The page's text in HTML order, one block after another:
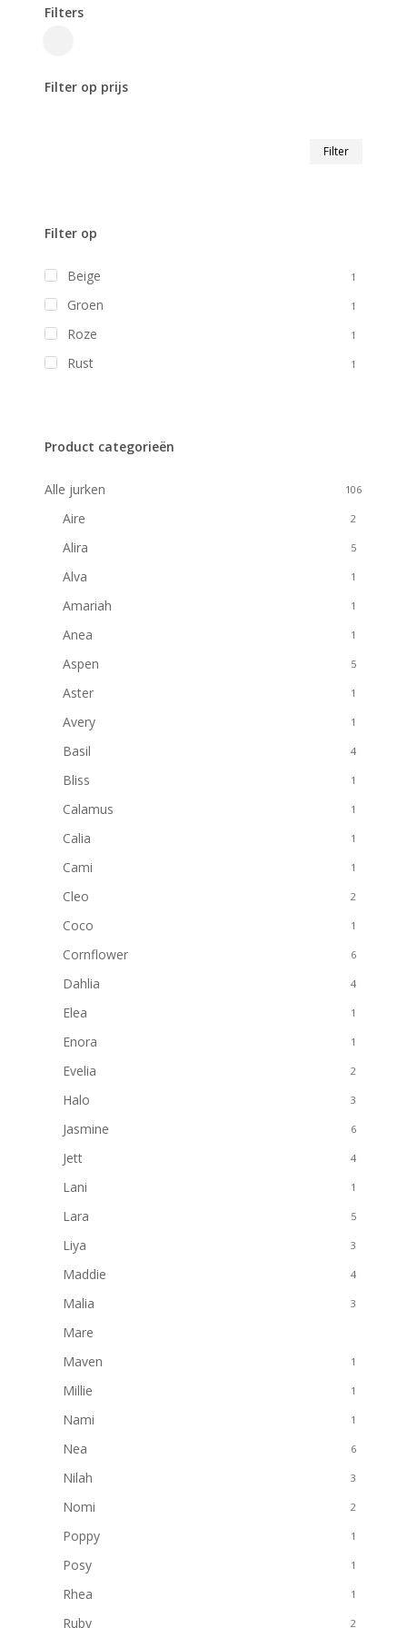
Filters
Filter op prijs
Filter
Filter op
Beige 1
Groen 1
Roze 1
Rust 1
Product categorieën
Alle jurken 106
Aire 2
Alira 5
Alva 1
Amariah 1
Anea 1
Aspen 5
Aster 1
Avery 1
Basil 4
Bliss 1
Calamus 1
Calia 1
Cami 1
Cleo 2
Coco 1
Cornflower 6
Dahlia 4
Elea 1
Enora 1
Evelia 2
Halo 3
Jasmine 6
Jett 4
Lani 1
Lara 5
Liya 3
Maddie 4
Malia 3
Mare
Maven 1
Millie 1
Nami 1
Nea 6
Nilah 3
Nomi 2
Poppy 1
Posy 1
Rhea 1
Ruby 2